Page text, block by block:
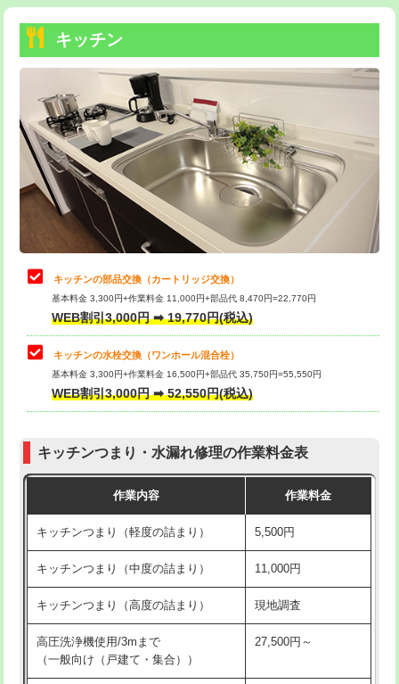
給水管工事※（ホール加工)
給水管工事※（バンド止め) 3,300円
給水管工事※（支持金具設置) 5,500円
給水管工事※（保温材使用（バンド止
め込み）)
5,500円
給水管工事※（土の掘削・埋め戻し作
11,000円
給水管工事※（塩ビ管（VP・HI）使
用/3ｍまで)
給水管工事※（塩ビ管（VP・HI）使
用（追加）/3ｍ超え)
給水管工事※（ライニング鋼管・銅
管・ポリ管・HT管使用/3ｍまで)
44,000円
管・ポリ管・HT管使用/3ｍ超え)
排水管工事（土の掘削・埋め戻し作
11,000円~
排水管工事（排水管工事/3ｍまで） 55,000円
排水管工事（追加 排水管工事/3ｍ超
+11,000円
マス交換（土の掘削・埋め戻し作業）
マス交換（深さ50㎝未満）
トーラー機使用/3mまで
追加トーラー機使用/3m超え +3,300円
カメラ調査 33,000円
桝清掃 8,800円
止水・漏水調査・防水処理・清掃・修
理・調整・分解・加工など（軽作業）
11,000円
止水・漏水調査・防水処理・清掃・修
理・調整・分解・加工など（中作業）
22,000円
止水・漏水調査・防水処理・清掃・修
理・調整・分解・加工など（重作業）
33,000円
お風呂タンク脱着
その他部品の脱着
式・ワンホール）)
交換・取付(排水栓・排水トラップ
22,000円+材料費
持込商品取付（単水栓）
キッチン
キッチンの部品交換（カートリッジ交換）
基本料金 3,300円+作業料金 11,000円+部品代 8,470円=22,770円
WEB割引3,000円 ➡ 19,770円(税込)
キッチンの水栓交換（ワンホール混合栓）
基本料金 3,300円+作業料金 16,500円+部品代 35,750円=55,550円
WEB割引3,000円 ➡ 52,550円(税込)
キッチンつまり・水漏れ修理の作業料金表
作業内容 作業料金
キッチンつまり（軽度の詰まり） 5,500円
キッチンつまり（中度の詰まり） 11,000円
キッチンつまり（高度の詰まり） 現地調査
高圧洗浄機使用/3mまで
（一般向け（戸建て・集合））
27,500円～